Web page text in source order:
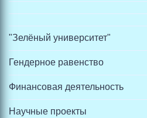
"Зелёный университет"
Гендерное равенство
Финансовая деятельность
Научные проекты